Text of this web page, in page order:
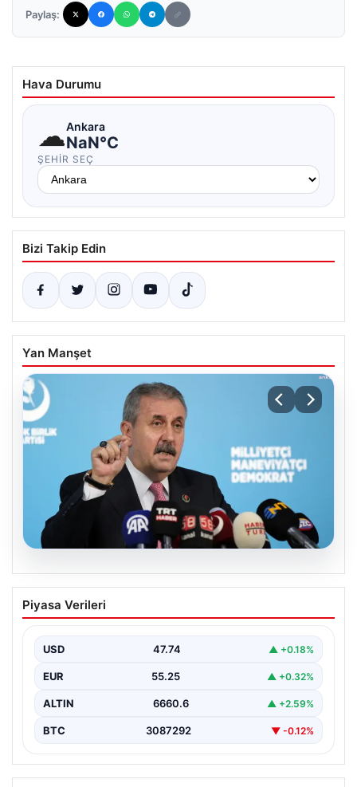
Paylaş:
Hava Durumu
☁Ankara
NaN°C
ŞEHIR SEÇ
Bizi Takip Edin
Yan Manşet
08.08.2026
BBP Genel Başkanı Destici’den çerçeve
yasa tepkisi: Terör örgütü
Büyük Birlik Partisi Genel Başkanı Mustafa Destici,
toplantısında Meclis…
Piyasa Verileri
USD 47.74 ▲ +0.18%
EUR 55.25 ▲ +0.32%
ALTIN 6660.6 ▲ +2.59%
BTC 3087292 ▼ -0.12%